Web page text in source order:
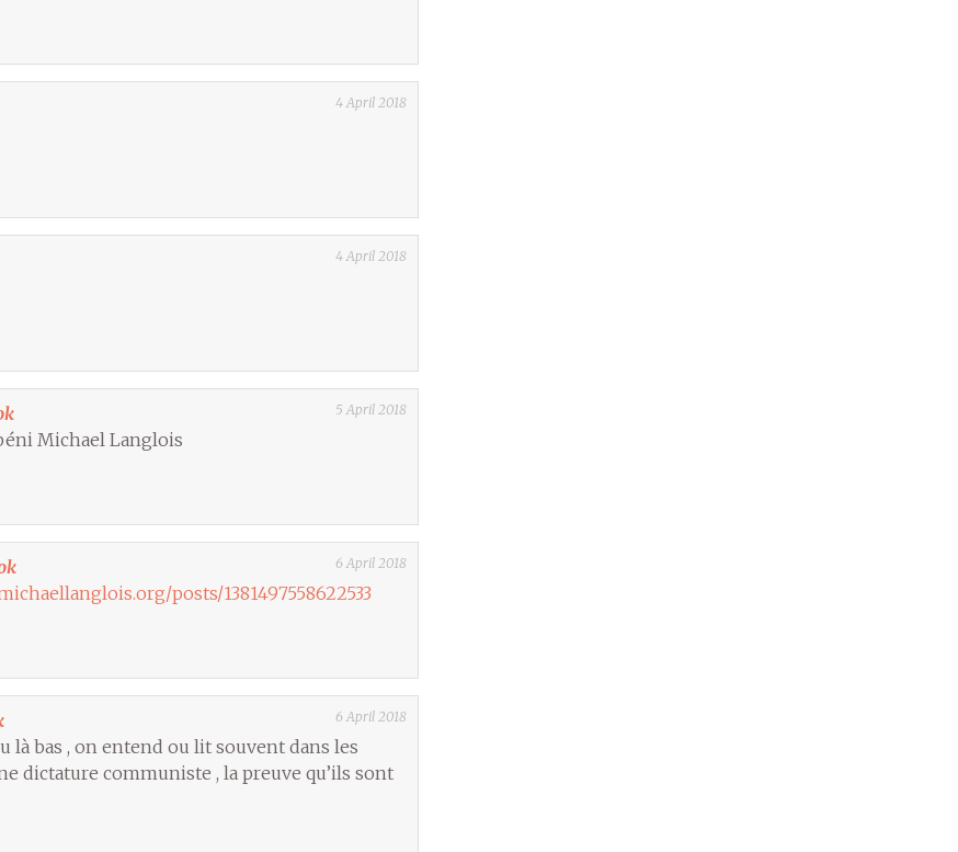
4 April 2018
4 April 2018
5 April 2018
Michael Langlois
6 April 2018
posts/1381497558622533
6 April 2018
là bas , on entend ou lit souvent dans les
dictature communiste , la preuve qu’ils sont